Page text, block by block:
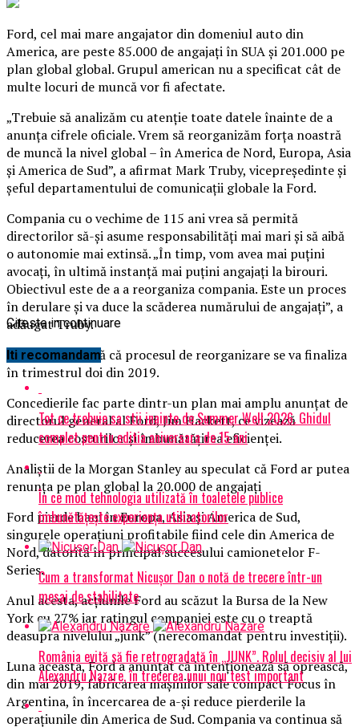
Ford, cel mai mare angajator din domeniul auto din
America, are peste 85.000 de angajaţi în SUA şi 201.000 pe
plan global global. Grupul american nu a specificat cât de
multe locuri de muncă vor fi afectate.
„Trebuie să analizăm cu atenţie toate datele înainte de a
anunţa cifrele oficiale. Vrem să reorganizăm forţa noastră
de muncă la nivel global – în America de Nord, Europa, Asia
şi America de Sud”, a afirmat Mark Truby, vicepreşedinte şi
şeful departamentului de comunicaţii globale la Ford.
Compania cu o vechime de 115 ani vrea să permită
directorilor să-şi asume responsabilităţi mai mari şi să aibă
o autonomie mai extinsă. „În timp, vom avea mai puţini
avocaţi, în ultimă instanţă mai puţini angajaţi la birouri.
Obiectivul este de a a reorganiza compania. Este un proces
în derulare şi va duce la scăderea numărului de angajaţi”, a
adăugat Truby.
Acesta estimează că procesul de reorganizare se va finaliza
în trimestrul doi din 2019.
Concedierile fac parte dintr-un plan mai amplu anunţat de
directorul general al Ford, Jim Hackett, ce vizează
reducerea costurilor şi îmbunătăţirea eficienţei.
Analiştii de la Morgan Stanley au speculat că Ford ar putea
renunţa pe plan global la 20.000 de angajaţi
Ford pierde bani în Europa, Asia şi America de Sud,
singurele operaţiuni profitabile fiind cele din America de
Nord, datorită în principal succesului camionetelor F-
Series.
Anul acesta, acţiunile Ford au scăzut la Bursa de la New
York cu 27% iar ratingul companiei este cu o treaptă
deasupra nivelului „junk” (nerecomandat pentru investiţii).
Luna aceasta, Ford a anunţat că intenţionează să oprească,
din mai 2019, fabricarea maşinilor sale compact Focus în
Argentina, în încercarea de a-şi reduce pierderile la
operaţiunile din America de Sud. Compania va continua să
Citeste in continuare
Iti recomandam
Tot ce trebuie sa stii inainte de Summer Well 2026. Ghidul
complet pentru editia aniversara de 15 ani
În ce mod tehnologia utilizată în toaletele publice
îmbunătățește experiența utilizatorilor
Cum a transformat Nicușor Dan o notă de trecere într-un
mesaj de stabilitate
România evită să fie retrogradată în „JUNK”. Rolul decisiv al lui
Alexandru Nazare, în trecerea unui nou test important